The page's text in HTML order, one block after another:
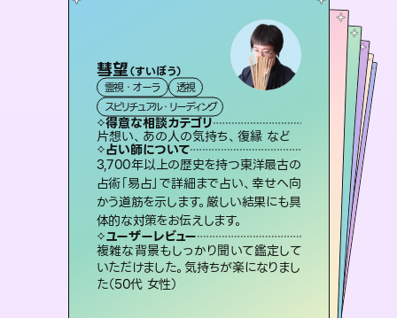
彗望（すいぼう）
霊視・オーラ
透視
スピリチュアル・リーディング
得意な相談カテゴリ
片想い、あの人の気持ち、復縁 など
占い師について
3,700年以上の歴史を持つ東洋最古の
占術「易占」で詳細まで占い、幸せへ向
かう道筋を示します。厳しい結果にも具
体的な対策をお伝えします。
ユーザーレビュー
複雑な背景もしっかり聞いて鑑定して
いただけました。気持ちが楽になりまし
た（50代 女性）
桃源珠羽（とうげんみう）
霊視・オーラ タロット
スピリチュアル・リーディング
得意な相談カテゴリ
片想い、あの人の気持ち、復縁 など
占い師について
恋愛のお悩みの中でも特に「曖昧な関
係」の相談を得意としており、友達以上
恋人未満なお相手との今後や本音を丁
寧に読み解き恋愛成就へと導きます。
ユーザーレビュー
鑑定していただいてアドバイス通りに行
動すると仲が復活してきました。ありが
とうございました（40代 女性）
セラピスト理恵
霊視・オーラ
スピリチュアル・リーディング
得意な相談カテゴリ
片想い、二人の未来、年の差 など
占い師について
連絡再開、復縁、成就などの報告実績
多数。セラピストとして2万超の施術経
験があるからこそできる鑑定で、より良
い未来をサポートします。
ユーザーレビュー
とても心温まる鑑定でした。しかもこち
らは何も言っていないのに視えていらっ
しゃるんだなと驚きです（30代女性）
アイリス -iris-
西洋占星術
ルーン
得意な相談カテゴリ
恋愛総合、片想い、二人の未来 など
占い師について
復縁、恋愛、不倫の行方、同性愛や片思い、仕事関係や借金問題まで知りたいことや心の負担になっていることを紐解き、背中をそっと押して導きます。
ユーザーレビュー
安心感のあり、言い切ってくれる所や濁
さない鑑定のおかげで、毎回自分の気
持ちを整えられます（30代 男性）
おう 霊感オラクル
霊視・オーラ
オラクルカード
得意な相談カテゴリ
恋愛総合、あの人の気持ち など
占い師について
霊視×オラクルカードを使って「今」と
「未来」そして「気になるあの人の気持
ち」まで丁寧に読み解き、恋や人生のヒ
ントを優しく引き出します。
ユーザーレビュー
不安な気持ちが嘘みたいに晴れまし
た…！よく視えていらっしゃるんだなと
感じました（40代 女性）
未来視師＊花
霊視・オーラ 心理学
スピリチュアル・リーディング
得意な相談カテゴリ
出逢い、片想い、復縁 など
占い師について
未来には何パターンもの選択肢があり
ます。不安で視えにくくなっているあな
たの素敵な未来を見つけ、その未来を
選択できるようアドバイスします。
ユーザーレビュー
職場の人の性質や人間関係、本心など
本当によく視えていてびっくり。対策が
打てて前向きになれます（40代）